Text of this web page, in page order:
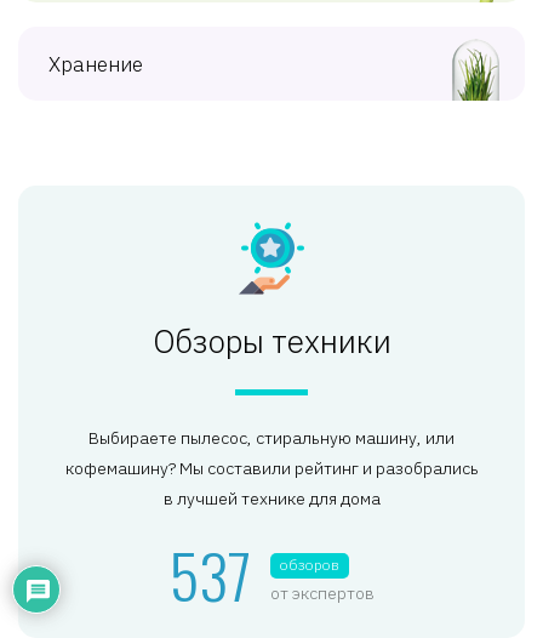
Хранение
Обзоры техники
Выбираете пылесос, стиральную машину, или
кофемашину? Мы составили рейтинг и разобрались
в лучшей технике для дома
537 обзоров
от экспертов